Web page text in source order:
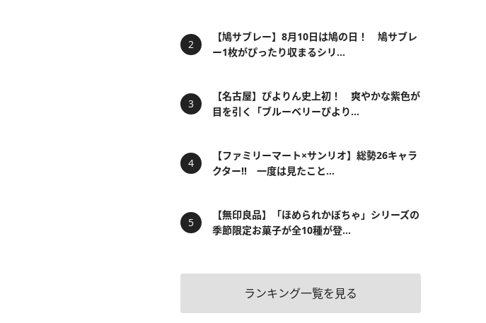
【鳩サブレー】8月10日は鳩の日！ 鳩サブレ
ー1枚がぴったり収まるシリ...
【名古屋】ぴよりん史上初！ 爽やかな紫色が
目を引く「ブルーベリーぴより...
【ファミリーマート×サンリオ】総勢26キャラ
クター!! 一度は見たこと...
【無印良品】「ほめられかぼちゃ」シリーズの
季節限定お菓子が全10種が登...
ランキング一覧を見る